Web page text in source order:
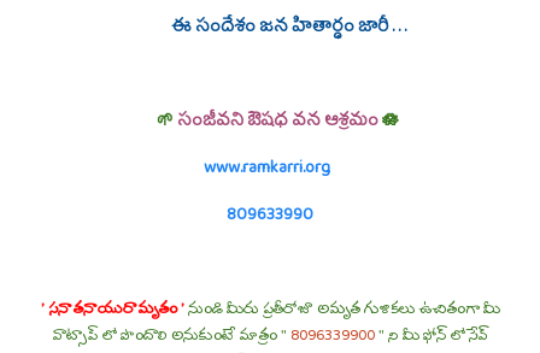
ఈ సందేశం జన హితార్ధం జారీ . . .
🌱సంజీవని ఔషధ వన ఆశ్రమం🪷
www.ramkarri.org
809633990
' సనాతనాయురామృతం 'నుండి మీరు ప్రతీరోజూ అమృత గుళికలు ఉచితంగా మీ
వాట్సాప్ లో పొందాలి అనుకుంటే మాత్రం "8096339900" ని మీ ఫోన్ లో సేవ్